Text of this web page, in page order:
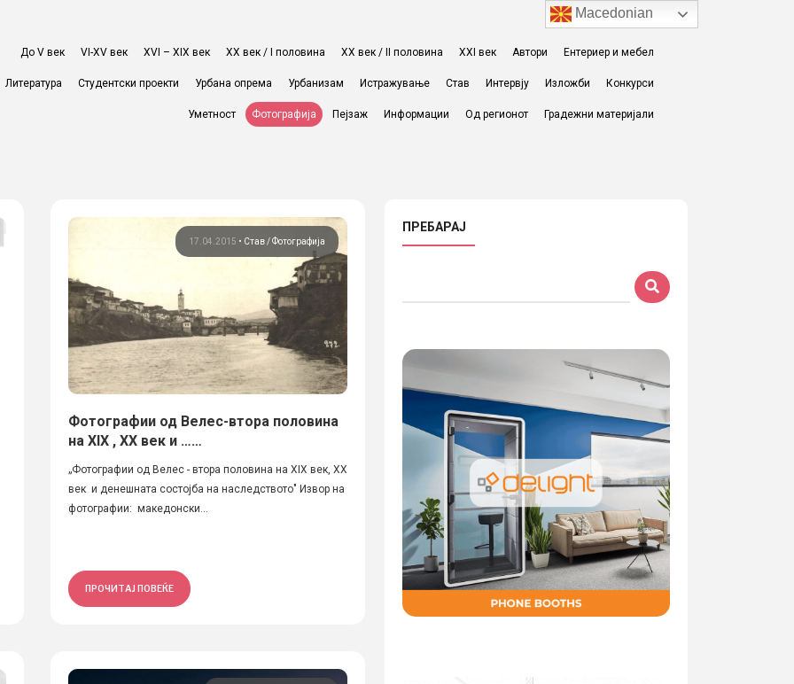
До V век VI-XV век XVI – XIX век ХХ век / I половина ХХ век / II половина XXI век Автори Ентериер и мебел
Литература Студентски проекти Урбана опрема Урбанизам Истражување Став Интервју Изложби Конкурси
Уметност Фотографија Пејзаж Информации Од регионот Градежни материјали
17.04.2015 • Став Фотографија
Фотографии од Велес-втора половина
на XIX , XX век и ……
„Фотографии од Велес - втора половина на XIX век, XX
век и денешната состојба на наследството" Извор на
фотографии: македонски...
ПРОЧИТАЈ ПОВЕЌЕ
ПРЕБАРАЈ
Macedonian